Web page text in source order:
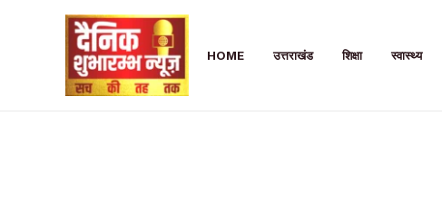
HOME उत्तराखंड शिक्षा स्वास्थ्य